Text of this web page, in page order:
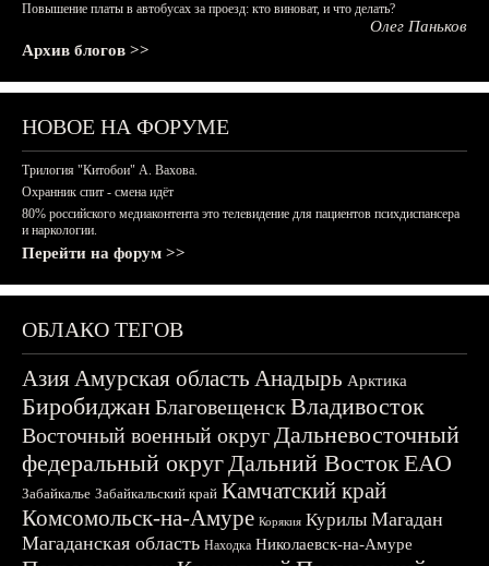
Повышение платы в автобусах за проезд: кто виноват, и что делать?
Олег Паньков
Архив блогов >>
НОВОЕ НА ФОРУМЕ
Трилогия "Китобои" А. Вахова.
Охранник спит - смена идёт
80% российского медиаконтента это телевидение для пациентов психдиспансера
и наркологии.
Перейти на форум >>
ОБЛАКО ТЕГОВ
АзияАмурская область Анадырь Арктика
БиробиджанБлаговещенскВладивосток
Восточный военный округДальневосточный
федеральный округДальний ВостокЕАО
Забайкалье Забайкальский край Камчатский край
Комсомольск-на-Амуре Корякия Курилы Магадан
Магаданская область Находка Николаевск-на-Амуре